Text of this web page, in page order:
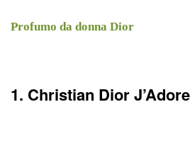
Profumo da donna Dior
1. Christian Dior